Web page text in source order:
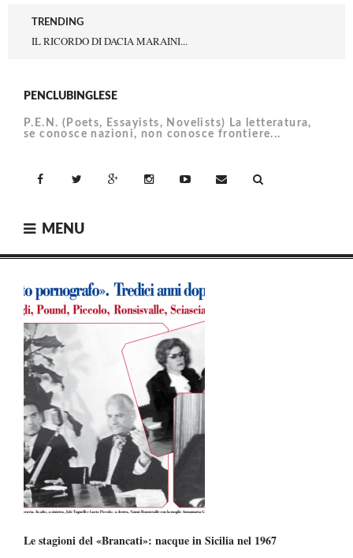
content
TRENDING
IL RICORDO DI DACIA MARAINI...
PENCLUBINGLESE
P.E.N. (Poets, Essayists, Novelists) La letteratura,
se conosce nazioni, non conosce frontiere...
Twitter Google+ Email
MENU
Le stagioni del «Brancati»: nacque in Sicilia nel 1967